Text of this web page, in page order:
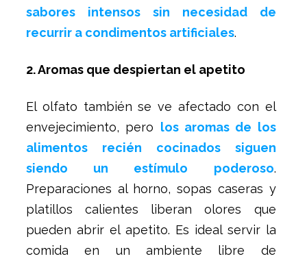
sabores intensos sin necesidad de
recurrir a condimentos artificiales.
2. Aromas que despiertan el apetito
El olfato también se ve afectado con el
envejecimiento, pero los aromas de los
alimentos recién cocinados siguen
siendo un estímulo poderoso.
Preparaciones al horno, sopas caseras y
platillos calientes liberan olores que
pueden abrir el apetito. Es ideal servir la
comida en un ambiente libre de